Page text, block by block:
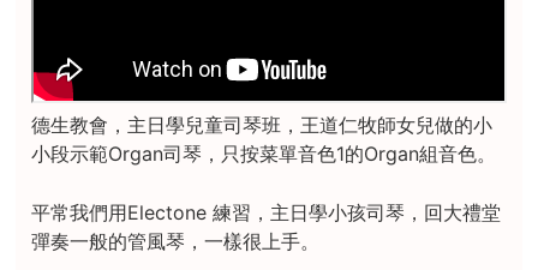
德生教會，主日學兒童司琴班，王道仁牧師女兒做的小
小段示範Organ司琴，只按菜單音色1的Organ組音色。
平常我們用Electone 練習，主日學小孩司琴，回大禮堂
彈奏一般的管風琴，一樣很上手。